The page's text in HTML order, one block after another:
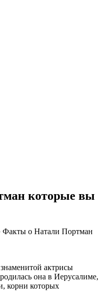
которые вы
Факты о Натали Портман
актрисы
она в Иерусалиме,
корни которых